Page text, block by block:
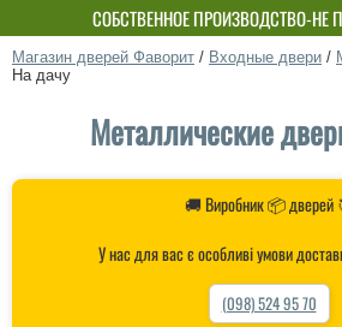
СОБСТВЕННОЕ ПРОИЗВОДСТВО-НЕ
Магазин дверей Фаворит / Входные двери /
На дачу
Металлические
🚚 Виробник 📦 дверей
У нас для вас є особливі умови
(098) 524 95 70